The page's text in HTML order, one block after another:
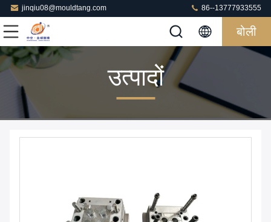
jinqiu08@mouldtang.com 86--13777933555
बोली
उत्पादों